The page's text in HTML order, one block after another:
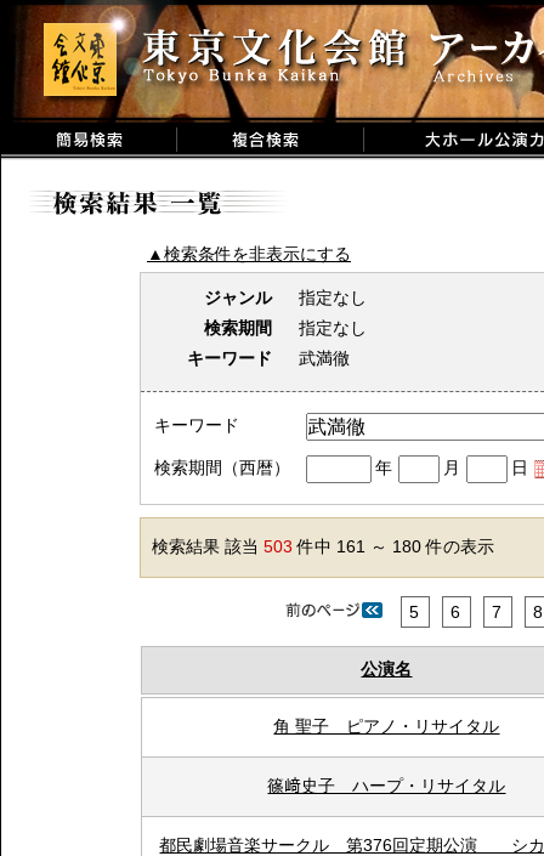
▲検索条件を非表示にする
ジャンル
指定なし
検索期間
指定なし
キーワード
武満徹
キーワード
検索期間（西暦） 年 月 日
検索結果 該当503 件中 161 ～ 180 件の表示
5 6 7 8
公演名
角 聖子 ピアノ・リサイタル
篠﨑史子 ハープ・リサイタル
都民劇場音楽サークル 第376回定期公演 シカ